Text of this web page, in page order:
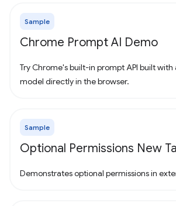
Sample
Chrome Prompt AI Demo
Try Chrome's built-in prompt API built
model directly in the browser.
Sample
Optional Permissions New
Demonstrates optional permissions in